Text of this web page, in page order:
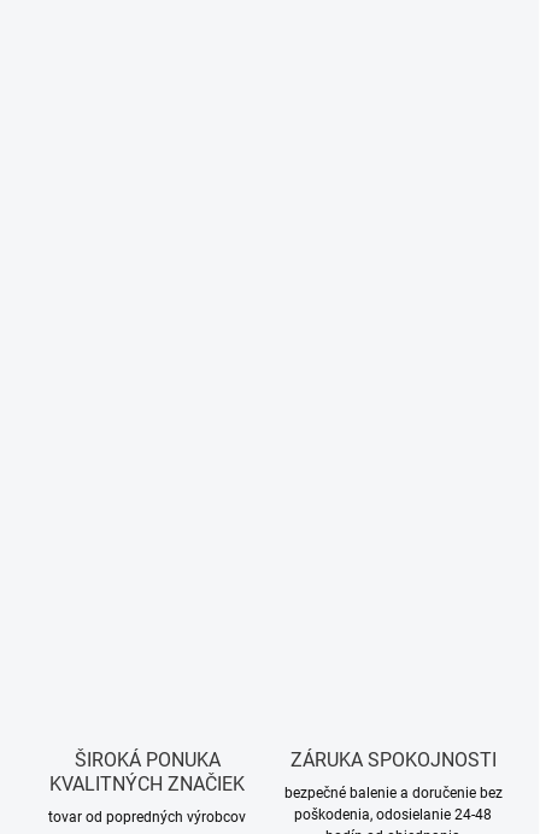
ŠIROKÁ PONUKA
KVALITNÝCH ZNAČIEK
tovar od popredných výrobcov
ZÁRUKA SPOKOJNOSTI
bezpečné balenie a doručenie bez
poškodenia, odosielanie 24-48